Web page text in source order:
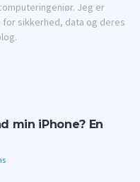
Jeg er
sikkerhed, data og deres
min iPhone? En